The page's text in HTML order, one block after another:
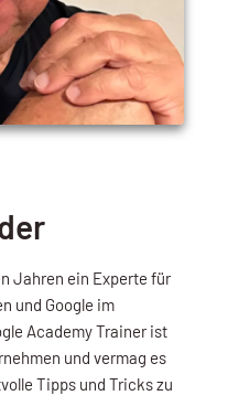
Jahren ein Experte für
und Google im
Academy Trainer ist
und vermag es
Tipps und Tricks zu